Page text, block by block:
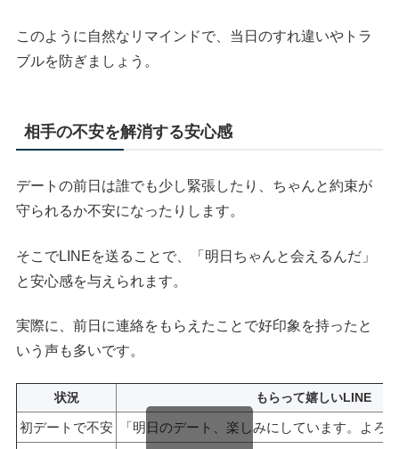
このように自然なリマインドで、当日のすれ違いやトラ
ブルを防ぎましょう。
相手の不安を解消する安心感
デートの前日は誰でも少し緊張したり、ちゃんと約束が
守られるか不安になったりします。
そこでLINEを送ることで、「明日ちゃんと会えるんだ」
と安心感を与えられます。
実際に、前日に連絡をもらえたことで好印象を持ったと
いう声も多いです。
状況 もらって嬉しいLINE
初デートで不安
「明日のデート、楽しみにしています。よろ